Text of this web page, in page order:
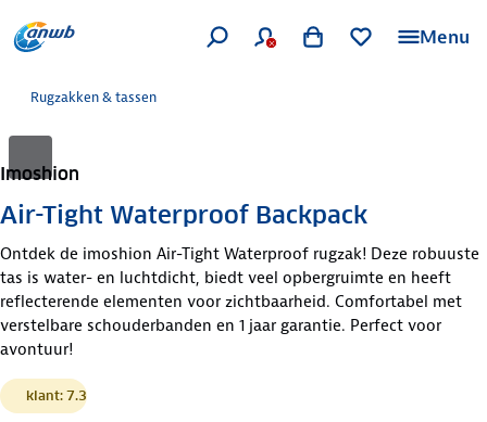
Menu
Rugzakken & tassen
Imoshion
Air-Tight Waterproof Backpack
Ontdek de imoshion Air-Tight Waterproof rugzak! Deze robuuste
tas is water- en luchtdicht, biedt veel opbergruimte en heeft
reflecterende elementen voor zichtbaarheid. Comfortabel met
verstelbare schouderbanden en 1 jaar garantie. Perfect voor
avontuur!
klant: 7.3